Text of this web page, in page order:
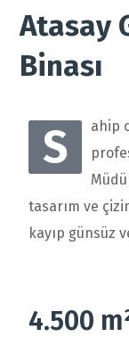
Atasay
Binası
S
ahip
tasarım ve
kayıp günsüz
4.500